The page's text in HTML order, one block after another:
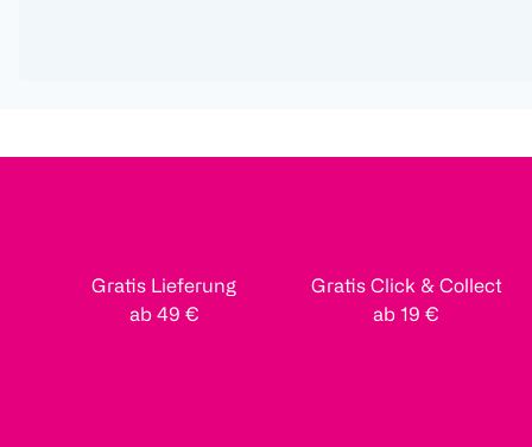
Gratis Lieferung
ab 49 €
Gratis Click & Collect
ab 19 €